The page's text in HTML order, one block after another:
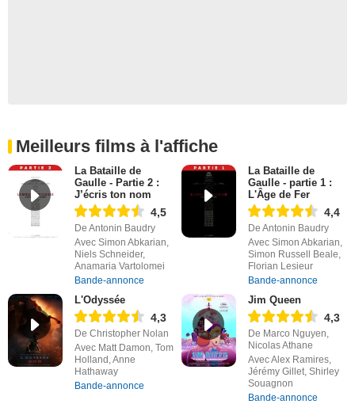
Meilleurs films à l'affiche
La Bataille de
Gaulle - Partie 2 :
J’écris ton nom
4,5
De Antonin Baudry
Avec Simon Abkarian,
Niels Schneider,
Anamaria Vartolomei
Bande-annonce
La Bataille de
Gaulle - partie 1 :
L'Âge de Fer
4,4
De Antonin Baudry
Avec Simon Abkarian,
Simon Russell Beale,
Florian Lesieur
Bande-annonce
L'Odyssée
4,3
De Christopher Nolan
Avec Matt Damon, Tom
Holland, Anne
Hathaway
Bande-annonce
Jim Queen
4,3
De Marco Nguyen,
Nicolas Athane
Avec Alex Ramires,
Jérémy Gillet, Shirley
Souagnon
Bande-annonce